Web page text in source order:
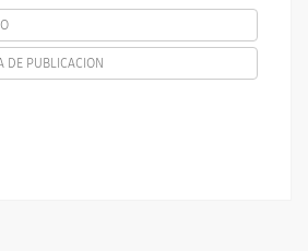
DE PUBLICACION